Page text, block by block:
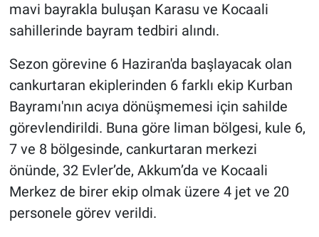
mavi bayrakla buluşan Karasu ve Kocaali
sahillerinde bayram tedbiri alındı.
Sezon görevine 6 Haziran'da başlayacak olan
cankurtaran ekiplerinden 6 farklı ekip Kurban
Bayramı'nın acıya dönüşmemesi için sahilde
görevlendirildi. Buna göre liman bölgesi, kule 6,
7 ve 8 bölgesinde, cankurtaran merkezi
önünde, 32 Evler’de, Akkum’da ve Kocaali
Merkez de birer ekip olmak üzere 4 jet ve 20
personele görev verildi.